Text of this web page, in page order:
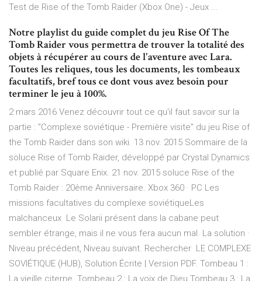
Test de Rise of the Tomb Raider (Xbox One) - Jeux ...
Notre playlist du guide complet du jeu Rise Of The
Tomb Raider vous permettra de trouver la totalité des
objets à récupérer au cours de l'aventure avec Lara.
Toutes les reliques, tous les documents, les tombeaux
facultatifs, bref tous ce dont vous avez besoin pour
terminer le jeu à 100%.
2 mars 2016 Venez découvrir tout ce qu'il faut savoir sur la
partie : "Complexe soviétique - Première visite" du jeu Rise of
the Tomb Raider dans son wiki. 13 nov. 2015 Sommaire de la
soluce Rise of Tomb Raider, développé par Crystal Dynamics
et publié par Square Enix. 21 nov. 2015 soluce Rise of the
Tomb Raider : 20ème Anniversaire. Xbox 360 · PC Les
missions facultatives du complexe soviétiqueLes
malchanceux Le Solarii présent dans la cabane peut
sembler étrange, mais il ne vous fera aucun mal. La solution ·
Niveau précédent, Niveau suivant. Rechercher LE COMPLEXE
SOVIÉTIQUE (HUB), Solution Écrite | Version PDF. Tombeau 1 :